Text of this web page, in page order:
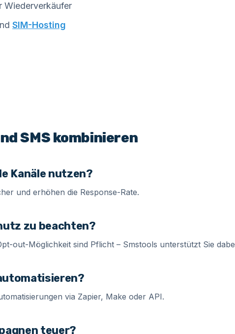
Wiederverkäufer
SIM-Hosting
SMS kombinieren
Kanäle nutzen?
und erhöhen die Response-Rate.
zu beachten?
out-Möglichkeit sind Pflicht – Smstools unterstützt Sie
via Zapier, Make oder API.
teuer?